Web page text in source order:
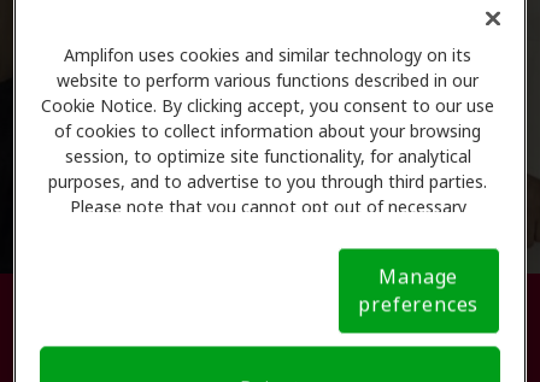
Amplifon uses cookies and similar technology on its
website to perform various functions described in our
Cookie Notice. By clicking accept, you consent to our use
of cookies to collect information about your browsing
session, to optimize site functionality, for analytical
purposes, and to advertise to you through third parties.
Please note that you cannot opt out of necessary
Notice (link here below). If you are using an opt-out
preference signal, we will honor that signal. Cookie
Manage
preferences
Busque su centro de atención
auditiva.